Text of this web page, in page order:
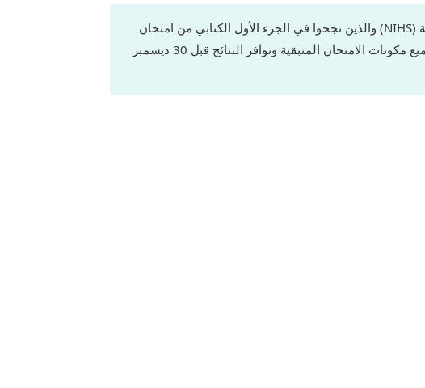
يمكن للمتقدمين الذين أكملوا برنامج الإقامة في برامج معتمدة من المعهد الوطني للتخصصات الطبية (NIHS) والذين نجحوا في الجزء الأول الكتابي من امتحان
المعهد ويستحقون الجزء الثاني تقديم طلبهم للنظر في الزمالة. قد يتم منح موافقة مشروطة بشرط إكمال جميع مكونات الامتحان المتبقية وتوافر النتائج قبل 30 ديسمبر